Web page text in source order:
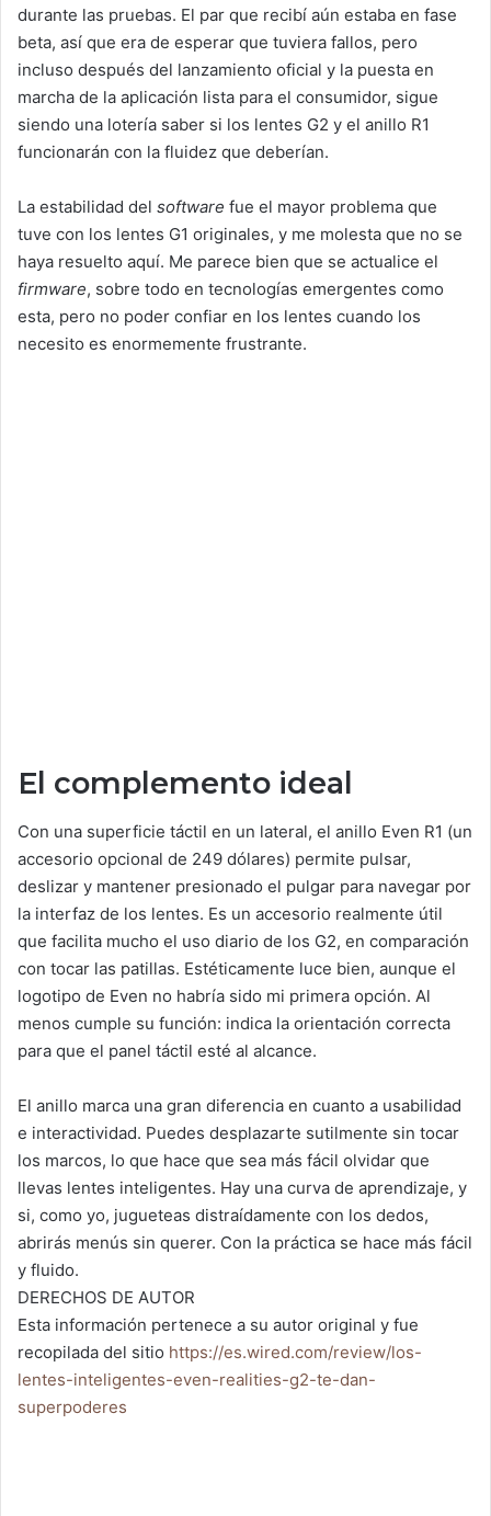
durante las pruebas. El par que recibí aún estaba en fase
beta, así que era de esperar que tuviera fallos, pero
incluso después del lanzamiento oficial y la puesta en
marcha de la aplicación lista para el consumidor, sigue
siendo una lotería saber si los lentes G2 y el anillo R1
funcionarán con la fluidez que deberían.
La estabilidad del software fue el mayor problema que
tuve con los lentes G1 originales, y me molesta que no se
haya resuelto aquí. Me parece bien que se actualice el
firmware, sobre todo en tecnologías emergentes como
esta, pero no poder confiar en los lentes cuando los
necesito es enormemente frustrante.
El complemento ideal
Con una superficie táctil en un lateral, el anillo Even R1 (un
accesorio opcional de 249 dólares) permite pulsar,
deslizar y mantener presionado el pulgar para navegar por
la interfaz de los lentes. Es un accesorio realmente útil
que facilita mucho el uso diario de los G2, en comparación
con tocar las patillas. Estéticamente luce bien, aunque el
logotipo de Even no habría sido mi primera opción. Al
menos cumple su función: indica la orientación correcta
para que el panel táctil esté al alcance.
El anillo marca una gran diferencia en cuanto a usabilidad
e interactividad. Puedes desplazarte sutilmente sin tocar
los marcos, lo que hace que sea más fácil olvidar que
llevas lentes inteligentes. Hay una curva de aprendizaje, y
si, como yo, jugueteas distraídamente con los dedos,
abrirás menús sin querer. Con la práctica se hace más fácil
y fluido.
DERECHOS DE AUTOR
Esta información pertenece a su autor original y fue
recopilada del sitio https://es.wired.com/review/los-
lentes-inteligentes-even-realities-g2-te-dan-
superpoderes